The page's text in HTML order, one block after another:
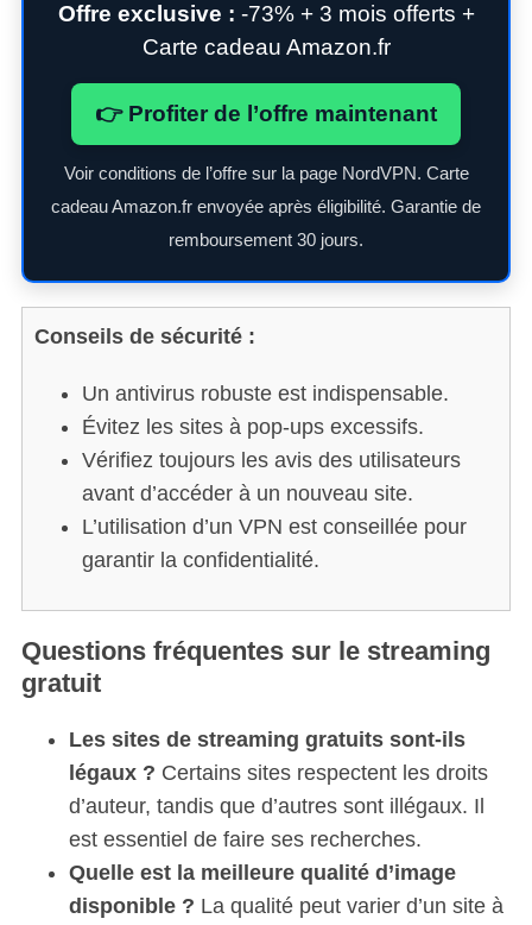
Offre exclusive : -73% + 3 mois offerts +
Carte cadeau Amazon.fr
👉 Profiter de l’offre maintenant
Voir conditions de l’offre sur la page NordVPN. Carte
cadeau Amazon.fr envoyée après éligibilité. Garantie de
remboursement 30 jours.
Conseils de sécurité :
Un antivirus robuste est indispensable.
Évitez les sites à pop-ups excessifs.
Vérifiez toujours les avis des utilisateurs
avant d’accéder à un nouveau site.
L’utilisation d’un VPN est conseillée pour
garantir la confidentialité.
Questions fréquentes sur le streaming
gratuit
Les sites de streaming gratuits sont-ils
légaux ? Certains sites respectent les droits
d’auteur, tandis que d’autres sont illégaux. Il
est essentiel de faire ses recherches.
Quelle est la meilleure qualité d’image
disponible ? La qualité peut varier d’un site à
a
h
o
r